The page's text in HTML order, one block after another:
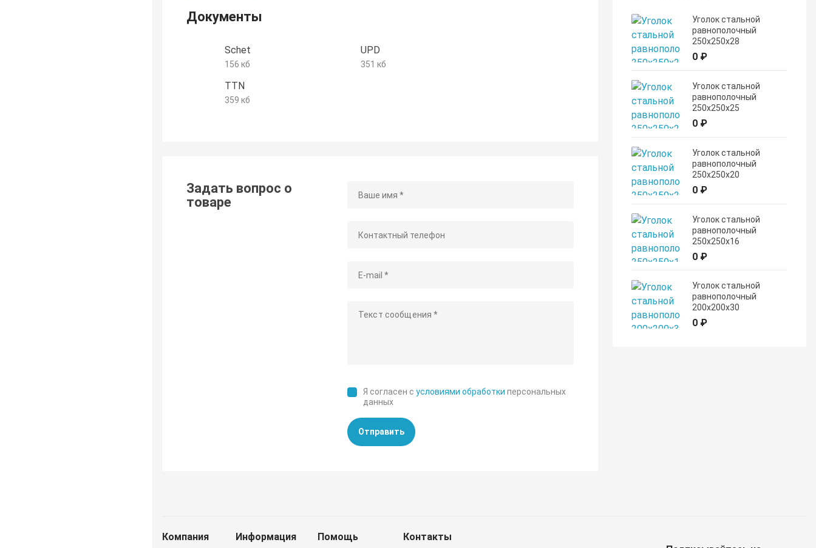
Документы
Schet
156 кб
UPD
351 кб
TTN
359 кб
Задать вопрос о
товаре
Я согласен сусловиями обработки персональных
данных
Отправить
Уголок стальной
равнополочный
250х250х28
0 ₽
Уголок стальной
равнополочный
250х250х25
0 ₽
Уголок стальной
равнополочный
250х250х20
0 ₽
Уголок стальной
равнополочный
250х250х16
0 ₽
Уголок стальной
равнополочный
200х200х30
0 ₽
Компания Информация Помощь
Контакты